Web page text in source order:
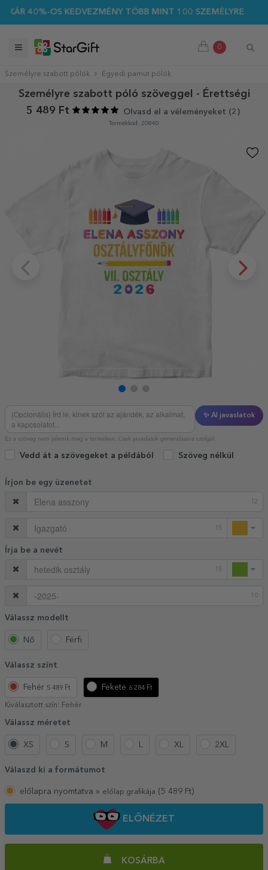
40%-OS KEDVEZMÉNY TÖBB MINT 100 SZEMÉLYRE
0
Személyre szabott pólók Egyedi pamut pólók
Személyre szabott póló szöveggel - Érettségi
5 489 Ft
Olvasd el a véleményeket (2 )
Termékkód: 20840
✨ AI javaslatok
Ez a szöveg nem jelenik meg a terméken. Csak javaslatok generálására szolgál.
Vedd át a szövegeket a példából Szöveg nélkül
Írjon be egy üzenetet
12
15
Írja be a nevét
15
10
Válassz modellt
Nő Férfi
Válassz színt
Fehér 5 489 Ft Fekete 6 284 Ft
Kiválasztott szín: Fehér
Válassz méretet
XS S M L XL 2XL
Válaszd ki a formátumot
előlapra nyomtatva » előlap grafikája (5 489 Ft)
ELŐNÉZET
KOSÁRBA